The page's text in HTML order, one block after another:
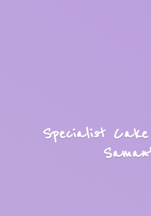
Specialist